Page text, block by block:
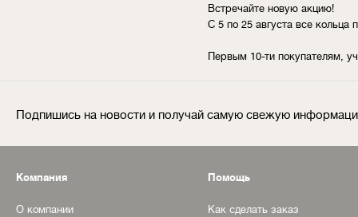
Встречайте новую акцию!
С 5 по 25 августа все кольца
Первым 10-ти покупателям,
Подпишись на новости и получай самую свежую
Компания
О компании
Помощь
Как сделать заказ